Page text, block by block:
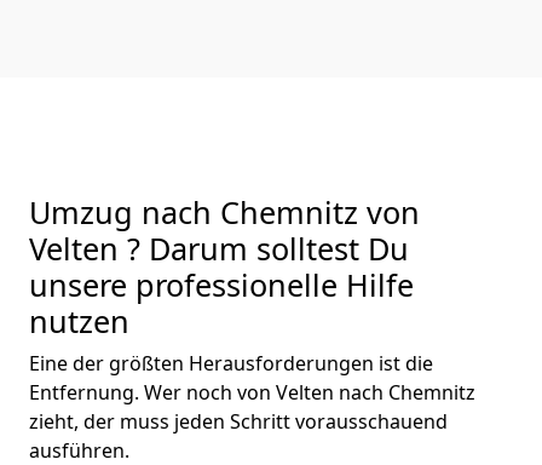
Umzug nach Chemnitz von
Velten ? Darum solltest Du
unsere professionelle Hilfe
nutzen
Eine der größten Herausforderungen ist die
Entfernung. Wer noch von Velten nach Chemnitz
zieht, der muss jeden Schritt vorausschauend
ausführen.